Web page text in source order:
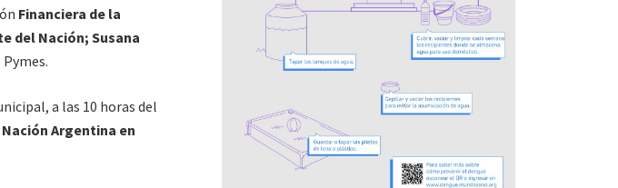
Financiera de la
del Nación; Susana
a las 10 horas del
Argentina en